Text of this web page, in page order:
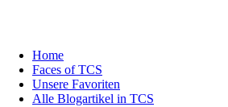
Home
Faces of TCS
Unsere Favoriten
Alle Blogartikel in TCS